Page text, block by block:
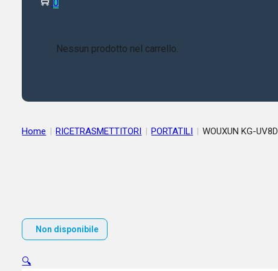
0
Nessun prodotto nel carrello.
Home | RICETRASMETTITORI | PORTATILI |
Non disponibile
🔍